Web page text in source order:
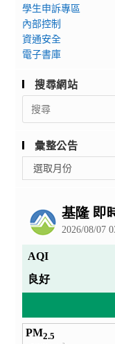
學生申訴專區
內部控制
資通安全
電子書庫
搜尋網站
Search
for:
彙整公告
整
選取月份